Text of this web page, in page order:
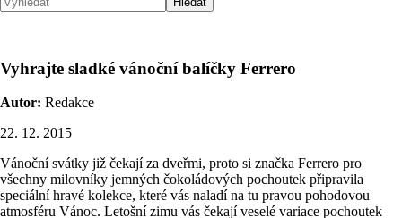
Vyhrajte sladké vánoční balíčky Ferrero
Autor: Redakce
22. 12. 2015
Vánoční svátky již čekají za dveřmi, proto si značka Ferrero pro
všechny milovníky jemných čokoládových pochoutek připravila
speciální hravé kolekce, které vás naladí na tu pravou pohodovou
atmosféru Vánoc. Letošní zimu vás čekají veselé variace pochoutek